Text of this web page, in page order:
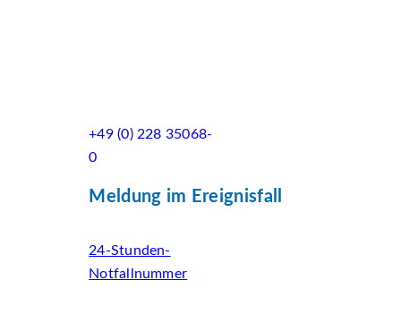
+49 (0) 228 35068-
0
Meldung im Ereignisfall
24-Stunden-
Notfallnummer